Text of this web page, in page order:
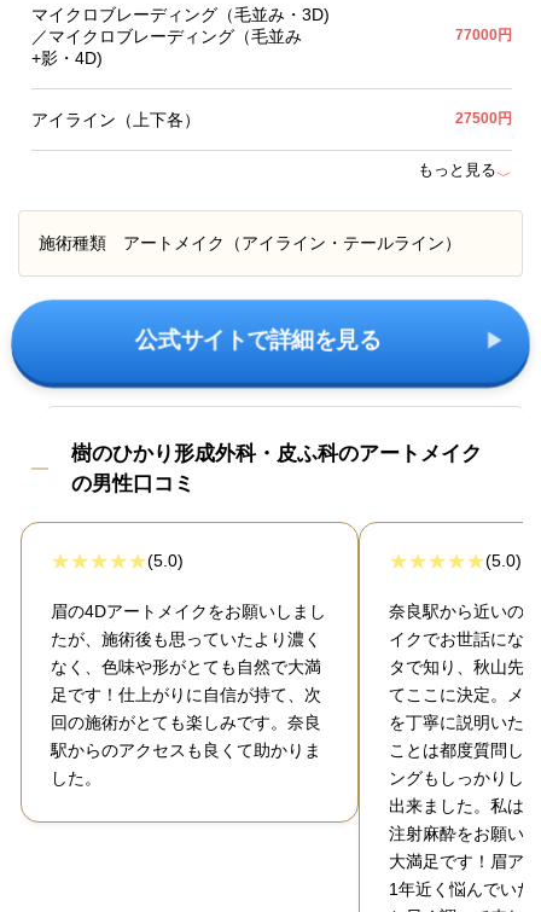
マイクロブレーディング（毛並み・3D)
／マイクロブレーディング（毛並み
+影・4D)
77000円
アイライン（上下各） 27500円
もっと見る﹀
施術種類 アートメイク（アイライン・テールライン）
公式サイトで詳細を見る
樹のひかり形成外科・皮ふ科のアートメイク
の男性口コミ
(5.0)
眉の4Dアートメイクをお願いしまし
たが、施術後も思っていたより濃く
なく、色味や形がとても自然で大満
足です！仕上がりに自信が持て、次
回の施術がとても楽しみです。奈良
駅からのアクセスも良くて助かりま
した。
(5.0)
奈良駅から近いの
イクでお世話にな
タで知り、秋山先
てここに決定。メ
を丁寧に説明いた
ことは都度質問し
ングもしっかりし
出来ました。私は
注射麻酔をお願い
大満足です！眉ア
1年近く悩んでいた